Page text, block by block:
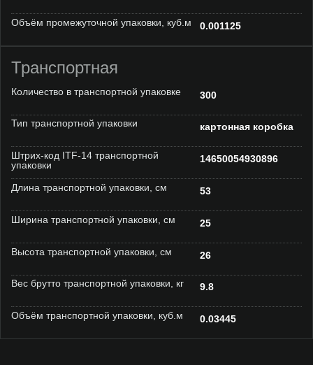
Объём промежуточной упаковки, куб.м 0.001125
Транспортная
Количество в транспортной упаковке 300
Тип транспортной упаковки картонная коробка
Штрих-код ITF-14 транспортной
упаковки
14650054930896
Длина транспортной упаковки, см 53
Ширина транспортной упаковки, см 25
Высота транспортной упаковки, см 26
Вес брутто транспортной упаковки, кг 9.8
Объём транспортной упаковки, куб.м 0.03445